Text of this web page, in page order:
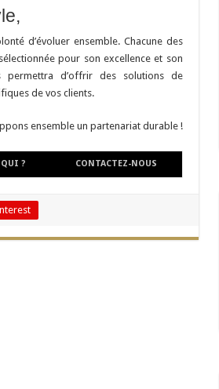
d’évoluer ensemble. Chacune des
pour son excellence et son
permettra d’offrir des solutions de
de vos clients.
ensemble un partenariat durable !
QUI ? CONTACTEZ-NOUS